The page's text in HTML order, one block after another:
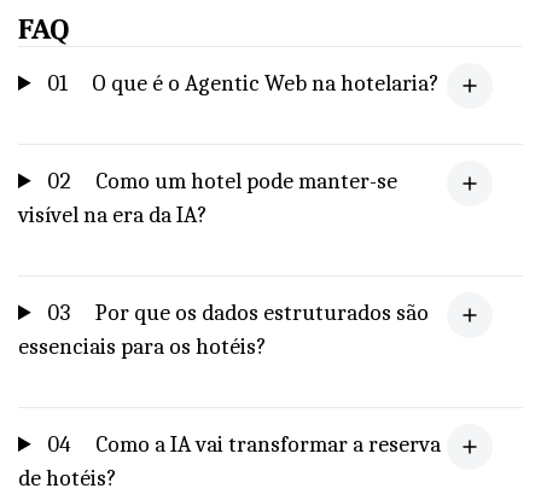
FAQ
01 O que é o Agentic Web na hotelaria?
02
Como um hotel pode manter-se
visível na era da IA?
03
Por que os dados estruturados são
essenciais para os hotéis?
04
Como a IA vai transformar a reserva
de hotéis?